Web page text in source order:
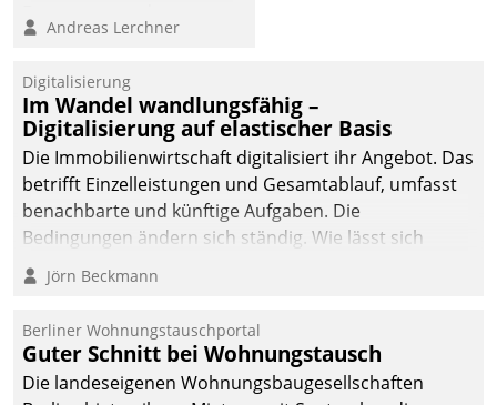
Softwareentwicklungshaus
Andreas Lerchner
Digitalisierung
Im Wandel wandlungsfähig –
Digitalisierung auf elastischer Basis
Die Immobilienwirtschaft digitalisiert ihr Angebot. Das
betrifft Einzelleistungen und Gesamtablauf, umfasst
benachbarte und künftige Aufgaben. Die
Bedingungen ändern sich ständig. Wie lässt sich
technisch die Kontrolle wahren und zugleich Freiraum
fürs Wachsen öffnen?
Jörn Beckmann
Berliner Wohnungstauschportal
Guter Schnitt bei Wohnungstausch
Die landeseigenen Wohnungsbaugesellschaften